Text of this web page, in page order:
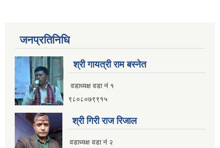
जनप्रतिनिधि
श्री गायत्री राम बस्नेत
वडाध्यक्ष वडा न‌ं १
९८०८०७९९१५
श्री गिरी राज रिजाल
वडाध्यक्ष वडा नं २